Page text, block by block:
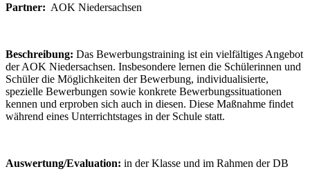
Partner: AOK Niedersachsen
Beschreibung: Das Bewerbungstraining ist ein vielfältiges Angebot
der AOK Niedersachsen. Insbesondere lernen die Schülerinnen und
Schüler die Möglichkeiten der Bewerbung, individualisierte,
spezielle Bewerbungen sowie konkrete Bewerbungssituationen
kennen und erproben sich auch in diesen. Diese Maßnahme findet
während eines Unterrichtstages in der Schule statt.
Auswertung/Evaluation: in der Klasse und im Rahmen der DB